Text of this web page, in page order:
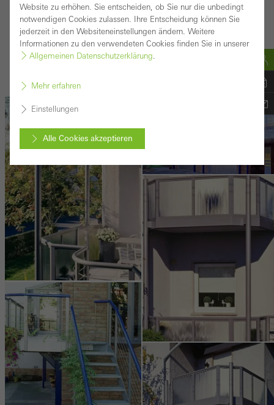
Fachbetrieb:
Metallbautechnik Steffen
GmbH
Bildnachweis: © Schüco International KG
Website zu erhöhen. Sie entscheiden, ob Sie nur die unbedingt
notwendigen Cookies zulassen. Ihre Entscheidung können Sie
jederzeit in den Websiteneinstellungen ändern. Weitere
Informationen zu den verwendeten Cookies finden Sie in unserer
Allgemeinen Datenschutzerklärung
Mehr erfahren
Einstellungen
Alle Cookies akzeptieren
Abbrechen
Benötigte Cookies (essenziell, funktional, unverzichtbar), nicht
abschaltbar
Technisch notwendige Cookies sind erforderlich, damit Schüco
Webseiten einwandfrei funktionieren und können nicht deaktiviert
werden. Ohne diese Cookies können bestimmte Teile der
Webseiten oder gewünschte Dienste nicht zur Verfügung gestellt
werden.
Statistik / Analyse Cookies
Diese Cookies werden zu statistischen Zwecken gesetzt, um die
Nutzung der Webseite zu analysieren und das Angebot,